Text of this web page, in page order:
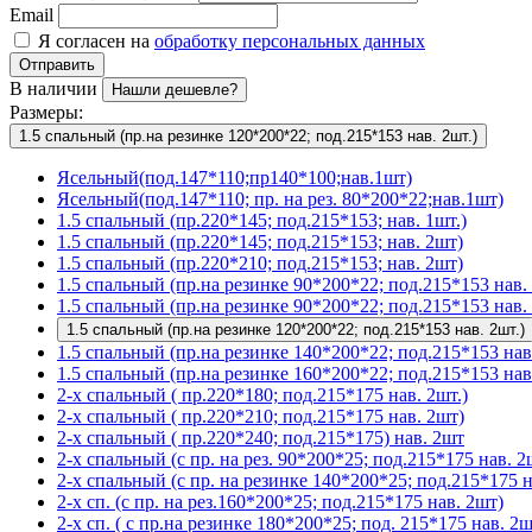
Email
Я согласен на обработку персональных данных
Отправить
В наличии Нашли дешевле?
Размеры:
1.5 спальный (пр.на резинке 120*200*22; под.215*153 нав. 2шт.)
Ясельный(под.147*110;пр140*100;нав.1шт)
Ясельный(под.147*110; пр. на рез. 80*200*22;нав.1шт)
1.5 спальный (пр.220*145; под.215*153; нав. 1шт.)
1.5 спальный (пр.220*145; под.215*153; нав. 2шт)
1.5 спальный (пр.220*210; под.215*153; нав. 2шт)
1.5 спальный (пр.на резинке 90*200*22; под.215*153
1.5 спальный (пр.на резинке 90*200*22; под.215*153
1.5 спальный (пр.на резинке 120*200*22; под.215*153 нав. 2шт.)
1.5 спальный (пр.на резинке 140*200*22; под.215*153
1.5 спальный (пр.на резинке 160*200*22; под.215*153
2-х спальный ( пр.220*180; под.215*175 нав. 2шт.)
2-х спальный ( пр.220*210; под.215*175 нав. 2шт)
2-х спальный ( пр.220*240; под.215*175) нав. 2шт
2-х спальный (с пр. на рез. 90*200*25; под.215*175 нав.
2-х спальный (с пр. на резинке 140*200*25; под.215*175
2-х сп. (с пр. на рез.160*200*25; под.215*175 нав. 2шт)
2-х сп. ( с пр.на резинке 180*200*25; под. 215*175 нав.